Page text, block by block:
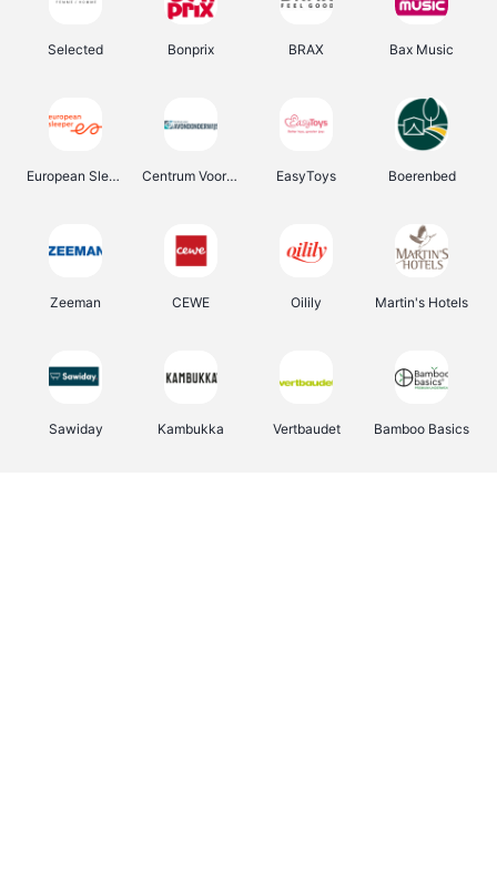
Selected Bonprix BRAX Bax Music
European Sleeper Centrum Voor Avondonderwijs EasyToys Boerenbed
Zeeman CEWE Oilily Martin's Hotels
Sawiday Kambukka Vertbaudet Bamboo Basics